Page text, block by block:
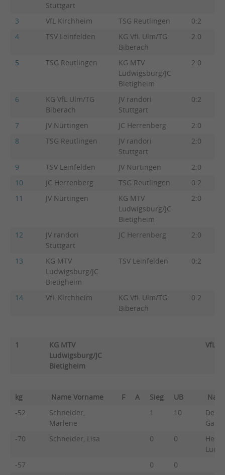
Stuttgart
3 VfL Kirchheim TSG Reutlingen
0:2
4
TSV Leinfelden
KG VfL Ulm/TG
Biberach
2:0
5 TSG Reutlingen
KG MTV
Ludwigsburg/JC
Bietigheim
2:0
6
KG VfL Ulm/TG
Biberach
JV randori
Stuttgart
0:2
7 JV Nürtingen JC Herrenberg
2:0
8
TSG Reutlingen
JV randori
Stuttgart
2:0
9 TSV Leinfelden JV Nürtingen
2:0
10
JC Herrenberg TSG Reutlingen
0:2
11
JV Nürtingen
KG MTV
Ludwigsburg/JC
Bietigheim
2:0
12
JV randori
Stuttgart
JC Herrenberg 2:0
13
KG MTV
Ludwigsburg/JC
Bietigheim
TSV Leinfelden 0:2
14 VfL Kirchheim
KG VfL Ulm/TG
Biberach
0:2
1
KG MTV
Ludwigsburg/JC
Bietigheim
VfL
kg Name Vorname F A Sieg UB
-52
Schneider,
Marlene
1 10
-70
Schneider, Lisa 0 0
Heck,
-57
0
0